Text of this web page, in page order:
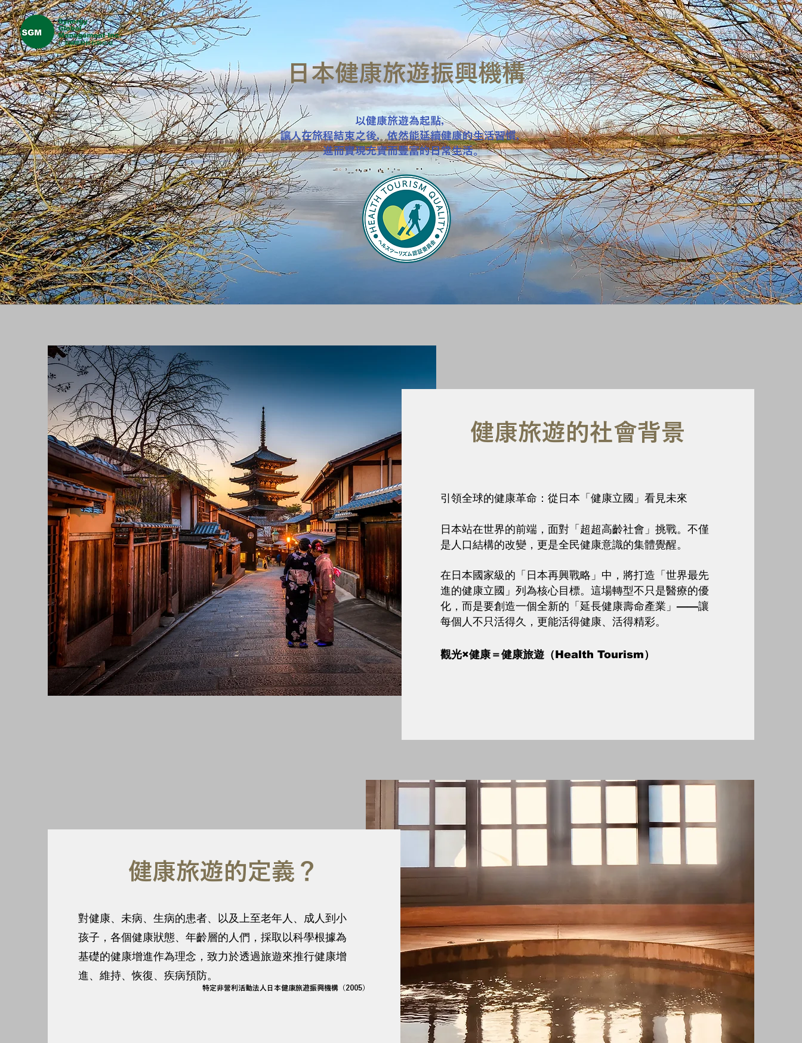
日本健康旅遊振興機構
以健康旅遊為起點，
讓人在旅程結束之後，依然能延續健康的生活習慣，
進而實現充實而豐富的日常生活。
健康旅遊的社會背景
引領全球的健康革命：從日本「健康立國」看見未來
日本站在世界的前端，面對「超超高齡社會」挑戰。不僅
是人口結構的改變，更是全民健康意識的集體覺醒。
在日本國家級的「日本再興戰略」中，將打造「世界最先
進的健康立國」列為核心目標。這場轉型不只是醫療的優
化，而是要創造一個全新的「延長健康壽命產業」——讓
每個人不只活得久，更能活得健康、活得精彩。
觀光×健康＝健康旅遊（Health Tourism）
健康旅遊的定義？
對健康、未病、生病的患者、以及上至老年人、成人到小
孩子，各個健康狀態、年齡層的人們，採取以科學根據為
基礎的健康增進作為理念，致力於透過旅遊來推行健康增
進、維持、恢復、疾病預防。
特定非營利活動法人日本健康旅遊振興機構（2005）